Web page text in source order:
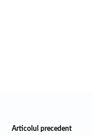
Articolul precedent